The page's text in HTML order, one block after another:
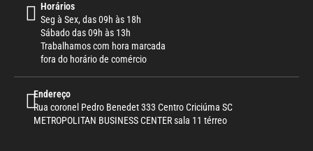
Horários
Seg à Sex, das 09h às 18h
Sábado das 09h às 13h
Trabalhamos com hora marcada
fora do horário de comércio
Endereço
Rua coronel Pedro Benedet 333 Centro Criciúma SC
METROPOLITAN BUSINESS CENTER sala 11 térreo